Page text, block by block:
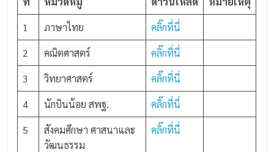
1
ภาษาไทย
คลิ๊กที่นี่
2
คณิตศาสตร์
คลิ๊กที่นี่
3
วิทยาศาสตร์
คลิ๊กที่นี่
4
นักบินน้อย สพฐ.
คลิ๊กที่นี่
5
สังคมศึกษา ศาสนาและ
วัฒนธรรม
คลิ๊กที่นี่